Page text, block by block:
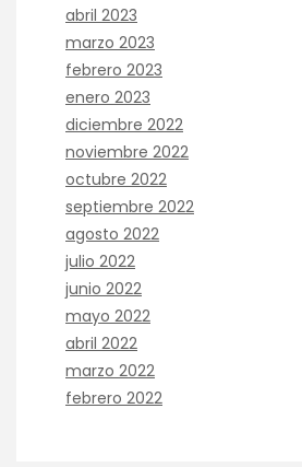
abril 2023
marzo 2023
febrero 2023
enero 2023
diciembre 2022
noviembre 2022
octubre 2022
septiembre 2022
agosto 2022
julio 2022
junio 2022
mayo 2022
abril 2022
marzo 2022
febrero 2022